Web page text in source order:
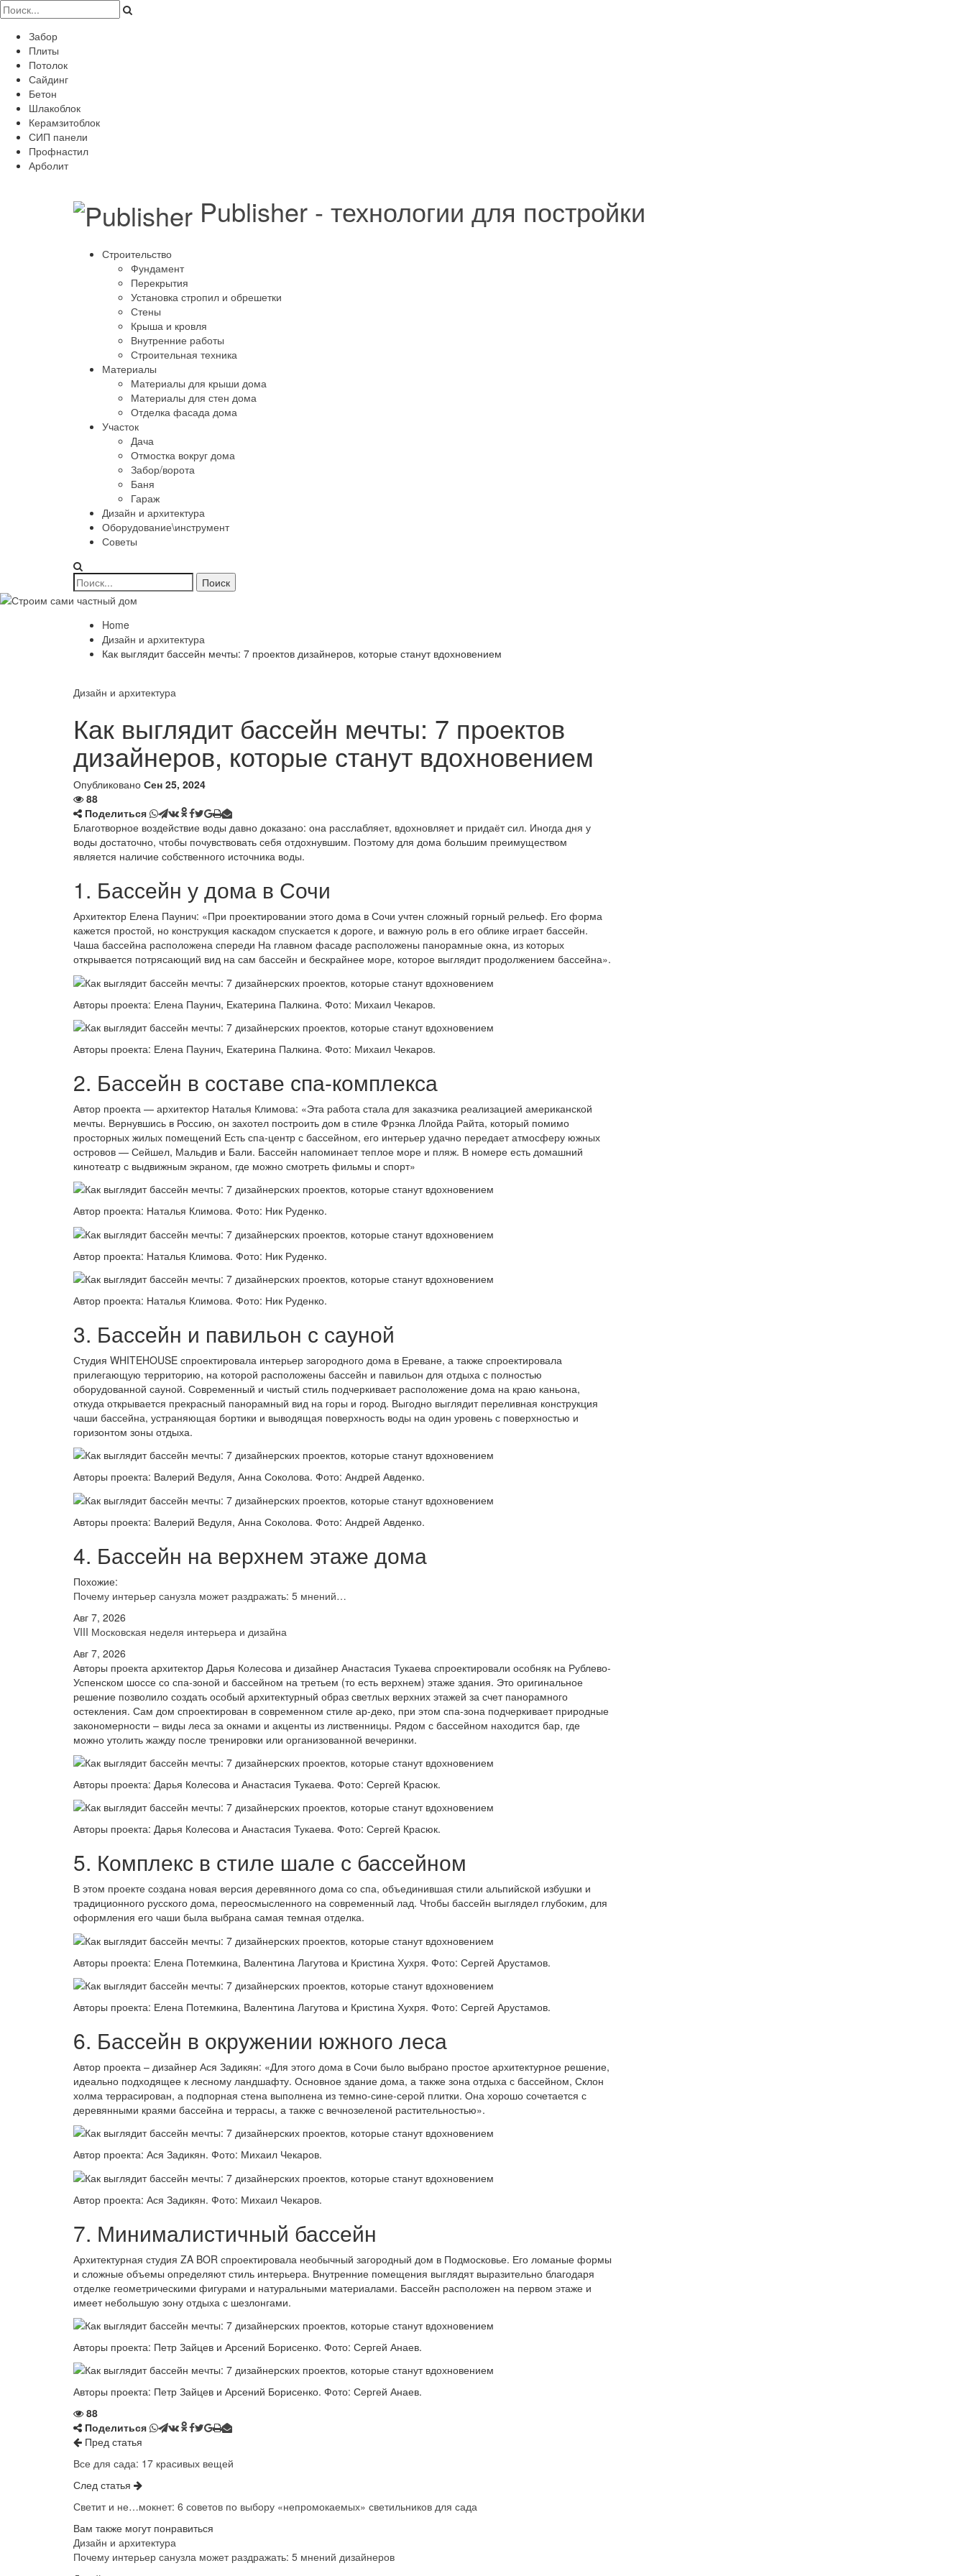
Забор
Плиты
Потолок
Сайдинг
Бетон
Шлакоблок
Керамзитоблок
СИП панели
Профнастил
Арболит
Publisher - технологии для постройки
Строительство
Фундамент
Перекрытия
Установка стропил и обрешетки
Стены
Крыша и кровля
Внутренние работы
Строительная техника
Материалы
Материалы для крыши дома
Материалы для стен дома
Отделка фасада дома
Участок
Дача
Отмостка вокруг дома
Забор/ворота
Баня
Гараж
Дизайн и архитектура
Оборудование\инструмент
Советы
Home
Дизайн и архитектура
Как выглядит бассейн мечты: 7 проектов дизайнеров, которые станут вдохновением
Дизайн и архитектура
Как выглядит бассейн мечты: 7 проектов
дизайнеров, которые станут вдохновением
Опубликовано Сен 25, 2024
88
Поделиться
Благотворное воздействие воды давно доказано: она расслабляет, вдохновляет и придаёт сил. Иногда дня у
воды достаточно, чтобы почувствовать себя отдохнувшим. Поэтому для дома большим преимуществом
является наличие собственного источника воды.
1. Бассейн у дома в Сочи
Архитектор Елена Паунич: «При проектировании этого дома в Сочи учтен сложный горный рельеф. Его форма
кажется простой, но конструкция каскадом спускается к дороге, и важную роль в его облике играет бассейн.
Чаша бассейна расположена спереди На главном фасаде расположены панорамные окна, из которых
открывается потрясающий вид на сам бассейн и бескрайнее море, которое выглядит продолжением бассейна».
Авторы проекта: Елена Паунич, Екатерина Палкина. Фото: Михаил Чекаров.
Авторы проекта: Елена Паунич, Екатерина Палкина. Фото: Михаил Чекаров.
2. Бассейн в составе спа-комплекса
Автор проекта — архитектор Наталья Климова: «Эта работа стала для заказчика реализацией американской
мечты. Вернувшись в Россию, он захотел построить дом в стиле Фрэнка Ллойда Райта, который помимо
просторных жилых помещений Есть спа-центр с бассейном, его интерьер удачно передает атмосферу южных
островов — Сейшел, Мальдив и Бали. Бассейн напоминает теплое море и пляж. В номере есть домашний
кинотеатр с выдвижным экраном, где можно смотреть фильмы и спорт»
Автор проекта: Наталья Климова. Фото: Ник Руденко.
Автор проекта: Наталья Климова. Фото: Ник Руденко.
Автор проекта: Наталья Климова. Фото: Ник Руденко.
3. Бассейн и павильон с сауной
Студия WHITEHOUSE спроектировала интерьер загородного дома в Ереване, а также спроектировала
прилегающую территорию, на которой расположены бассейн и павильон для отдыха с полностью
оборудованной сауной. Современный и чистый стиль подчеркивает расположение дома на краю каньона,
откуда открывается прекрасный панорамный вид на горы и город. Выгодно выглядит переливная конструкция
чаши бассейна, устраняющая бортики и выводящая поверхность воды на один уровень с поверхностью и
горизонтом зоны отдыха.
Авторы проекта: Валерий Ведуля, Анна Соколова. Фото: Андрей Авденко.
Авторы проекта: Валерий Ведуля, Анна Соколова. Фото: Андрей Авденко.
4. Бассейн на верхнем этаже дома
Похожие:
Почему интерьер санузла может раздражать: 5 мнений…
Авг 7, 2026
VIII Московская неделя интерьера и дизайна
Авг 7, 2026
Авторы проекта архитектор Дарья Колесова и дизайнер Анастасия Тукаева спроектировали особняк на Рублево-
Успенском шоссе со спа-зоной и бассейном на третьем (то есть верхнем) этаже здания. Это оригинальное
решение позволило создать особый архитектурный образ светлых верхних этажей за счет панорамного
остекления. Сам дом спроектирован в современном стиле ар-деко, при этом спа-зона подчеркивает природные
закономерности – виды леса за окнами и акценты из лиственницы. Рядом с бассейном находится бар, где
можно утолить жажду после тренировки или организованной вечеринки.
Авторы проекта: Дарья Колесова и Анастасия Тукаева. Фото: Сергей Красюк.
Авторы проекта: Дарья Колесова и Анастасия Тукаева. Фото: Сергей Красюк.
5. Комплекс в стиле шале с бассейном
В этом проекте создана новая версия деревянного дома со спа, объединившая стили альпийской избушки и
традиционного русского дома, переосмысленного на современный лад. Чтобы бассейн выглядел глубоким, для
оформления его чаши была выбрана самая темная отделка.
Авторы проекта: Елена Потемкина, Валентина Лагутова и Кристина Хухря. Фото: Сергей Арустамов.
Авторы проекта: Елена Потемкина, Валентина Лагутова и Кристина Хухря. Фото: Сергей Арустамов.
6. Бассейн в окружении южного леса
Автор проекта – дизайнер Ася Задикян: «Для этого дома в Сочи было выбрано простое архитектурное решение,
идеально подходящее к лесному ландшафту. Основное здание дома, а также зона отдыха с бассейном, Склон
холма террасирован, а подпорная стена выполнена из темно-сине-серой плитки. Она хорошо сочетается с
деревянными краями бассейна и террасы, а также с вечнозеленой растительностью».
Автор проекта: Ася Задикян. Фото: Михаил Чекаров.
Автор проекта: Ася Задикян. Фото: Михаил Чекаров.
7. Минималистичный бассейн
Архитектурная студия ZA BOR спроектировала необычный загородный дом в Подмосковье. Его ломаные формы
и сложные объемы определяют стиль интерьера. Внутренние помещения выглядят выразительно благодаря
отделке геометрическими фигурами и натуральными материалами. Бассейн расположен на первом этаже и
имеет небольшую зону отдыха с шезлонгами.
Авторы проекта: Петр Зайцев и Арсений Борисенко. Фото: Сергей Анаев.
Авторы проекта: Петр Зайцев и Арсений Борисенко. Фото: Сергей Анаев.
88
Поделиться
Пред статья
Все для сада: 17 красивых вещей
След статья
Светит и не…мокнет: 6 советов по выбору «непромокаемых» светильников для сада
Вам также могут понравиться
Дизайн и архитектура
Почему интерьер санузла может раздражать: 5 мнений дизайнеров